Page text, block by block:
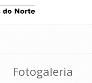
Fotogaleria